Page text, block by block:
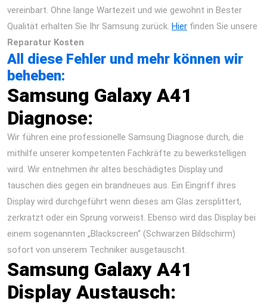
vereinbart. Ohne lange Wartezeit und wie gewohnt in Bester
Qualität erhalten Sie Ihr Samsung zurück. Hier finden Sie unsere
Reparatur Kosten
All diese Fehler und mehr können wir
beheben:
Samsung Galaxy A41
Diagnose:
Wir führen eine professionelle Samsung Diagnose durch, die
mithilfe unserer kompetenten Fachkräfte zu bewerkstelligen
wird. Wir entnehmen ihr altes beschädigtes Display und
tauschen dies gegen ein brandneues aus. Ein Eingriff ihres
Display wird durchgeführt wenn dieses am Glas zersplittert,
zerkratzt oder ein Sprung vorweist. Ebenso wird das Display bei
einem sogenannten „Blackscreen“ (Schwarzen Bildschirm)
sofort von unserem Techniker ausgetauscht.
Samsung Galaxy A41
Display Austausch: